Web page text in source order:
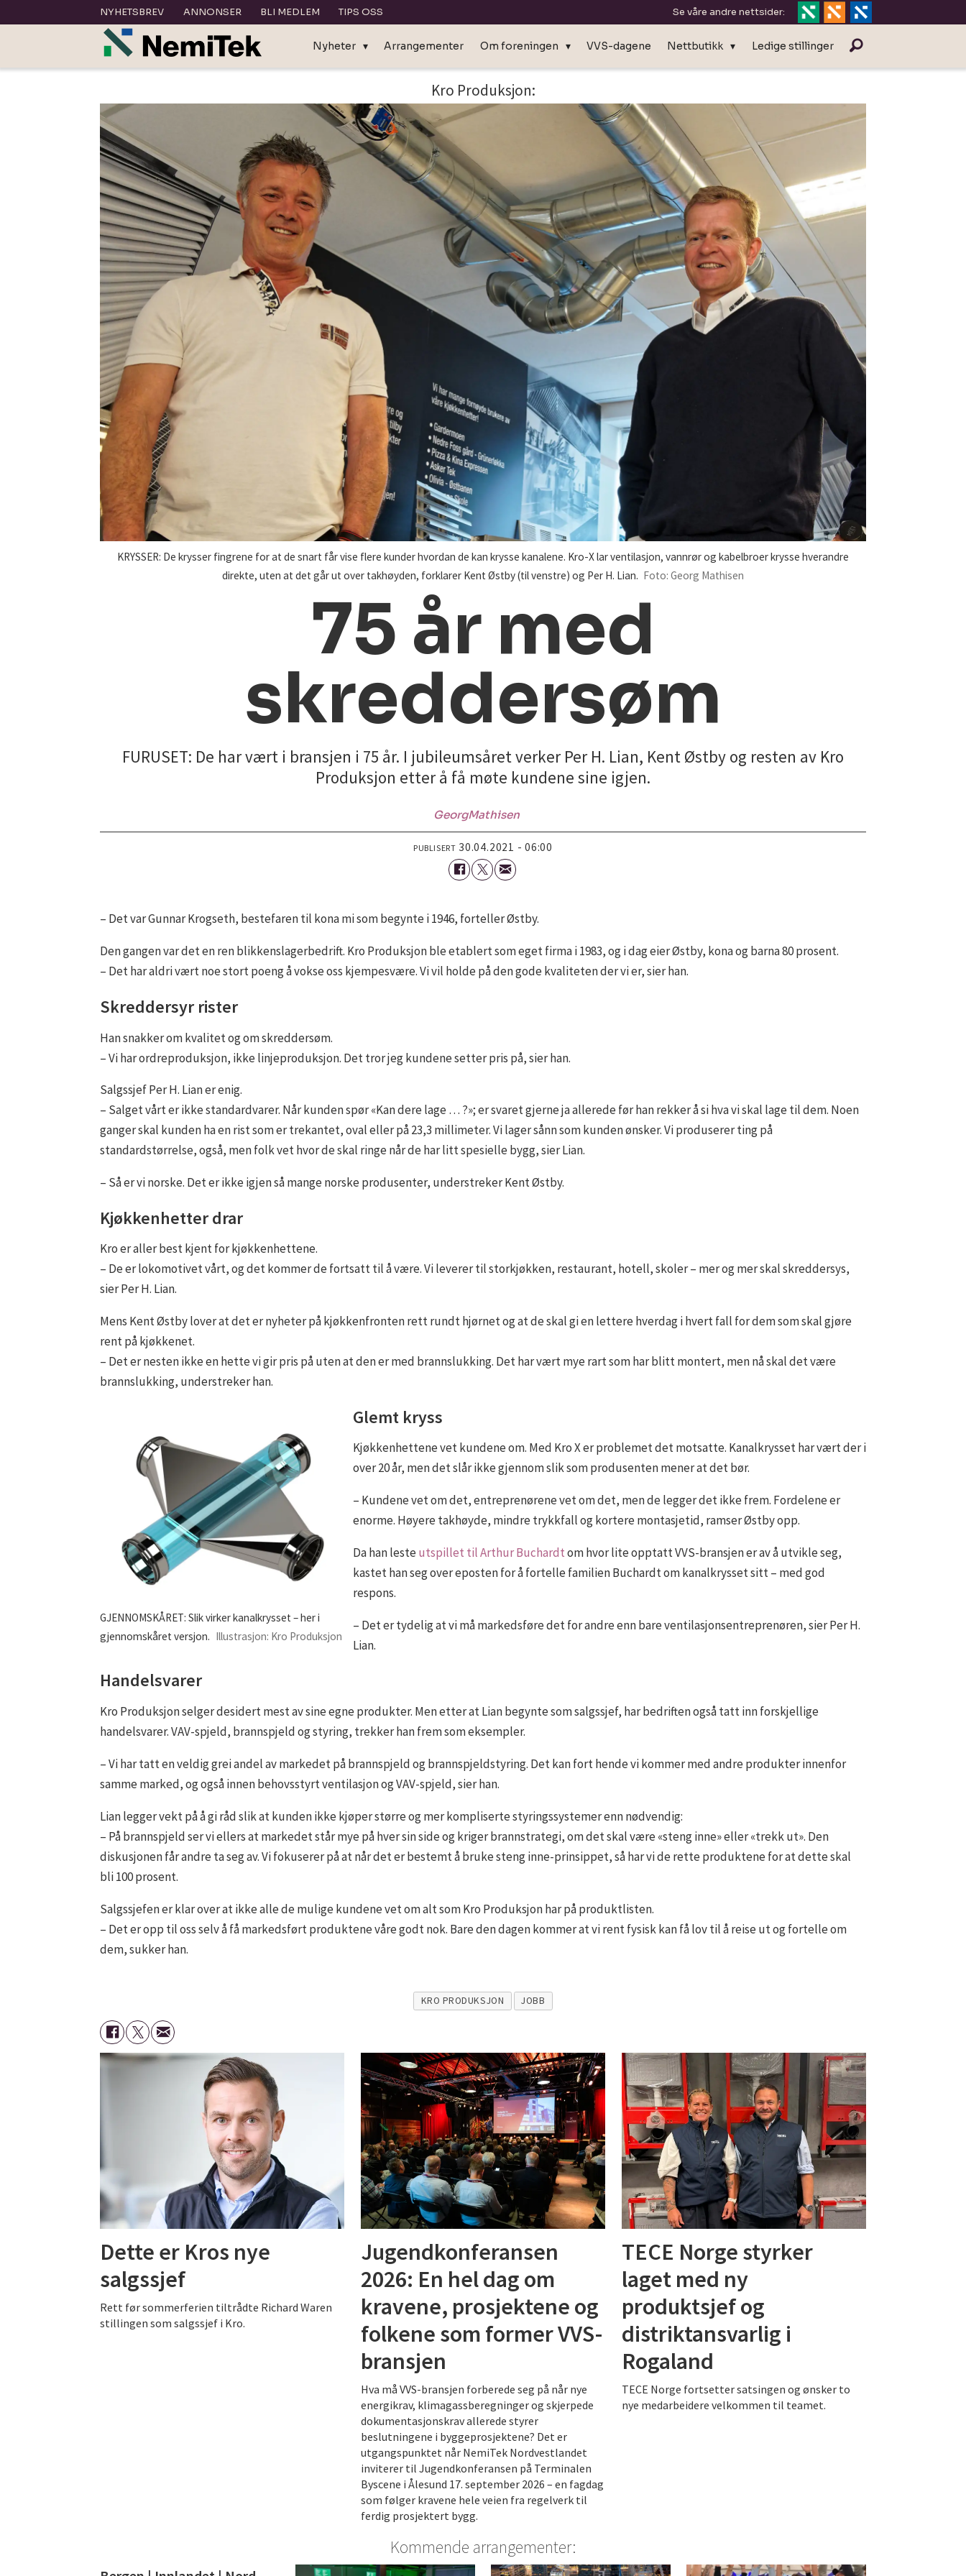
NYHETSBREV ANNONSER BLI MEDLEM TIPS OSS Se våre andre nettsider:
Nyheter Arrangementer Om foreningen VVS-dagene Nettbutikk Ledige stillinger
Kro Produksjon:
KRYSSER: De krysser fingrene for at de snart får vise flere kunder hvordan de kan krysse kanalene. Kro-X lar ventilasjon, vannrør og kabelbroer krysse hverandre
direkte, uten at det går ut over takhøyden, forklarer Kent Østby (til venstre) og Per H. Lian. Foto: Georg Mathisen
75 år med
skreddersøm
FURUSET: De har vært i bransjen i 75 år. I jubileumsåret verker Per H. Lian, Kent Østby og resten av Kro
Produksjon etter å få møte kundene sine igjen.
GeorgMathisen
PUBLISERT 30.04.2021 - 06:00
– Det var Gunnar Krogseth, bestefaren til kona mi som begynte i 1946, forteller Østby.
Den gangen var det en ren blikkenslagerbedrift. Kro Produksjon ble etablert som eget firma i 1983, og i dag eier Østby, kona og barna 80 prosent.
– Det har aldri vært noe stort poeng å vokse oss kjempesvære. Vi vil holde på den gode kvaliteten der vi er, sier han.
Skreddersyr rister
Han snakker om kvalitet og om skreddersøm.
– Vi har ordreproduksjon, ikke linjeproduksjon. Det tror jeg kundene setter pris på, sier han.
Salgssjef Per H. Lian er enig.
– Salget vårt er ikke standardvarer. Når kunden spør «Kan dere lage … ?»; er svaret gjerne ja allerede før han rekker å si hva vi skal lage til dem. Noen
ganger skal kunden ha en rist som er trekantet, oval eller på 23,3 millimeter. Vi lager sånn som kunden ønsker. Vi produserer ting på
standardstørrelse, også, men folk vet hvor de skal ringe når de har litt spesielle bygg, sier Lian.
– Så er vi norske. Det er ikke igjen så mange norske produsenter, understreker Kent Østby.
Kjøkkenhetter drar
Kro er aller best kjent for kjøkkenhettene.
– De er lokomotivet vårt, og det kommer de fortsatt til å være. Vi leverer til storkjøkken, restaurant, hotell, skoler – mer og mer skal skreddersys,
sier Per H. Lian.
Mens Kent Østby lover at det er nyheter på kjøkkenfronten rett rundt hjørnet og at de skal gi en lettere hverdag i hvert fall for dem som skal gjøre
rent på kjøkkenet.
– Det er nesten ikke en hette vi gir pris på uten at den er med brannslukking. Det har vært mye rart som har blitt montert, men nå skal det være
brannslukking, understreker han.
GJENNOMSKÅRET: Slik virker kanalkrysset – her i
gjennomskåret versjon. Illustrasjon: Kro Produksjon
Glemt kryss
Kjøkkenhettene vet kundene om. Med Kro X er problemet det motsatte. Kanalkrysset har vært der i
over 20 år, men det slår ikke gjennom slik som produsenten mener at det bør.
– Kundene vet om det, entreprenørene vet om det, men de legger det ikke frem. Fordelene er
enorme. Høyere takhøyde, mindre trykkfall og kortere montasjetid, ramser Østby opp.
Da han lesteutspillet til Arthur Buchardtom hvor lite opptatt VVS-bransjen er av å utvikle seg,
kastet han seg over eposten for å fortelle familien Buchardt om kanalkrysset sitt – med god
respons.
– Det er tydelig at vi må markedsføre det for andre enn bare ventilasjonsentreprenøren, sier Per H.
Lian.
Handelsvarer
Kro Produksjon selger desidert mest av sine egne produkter. Men etter at Lian begynte som salgssjef, har bedriften også tatt inn forskjellige
handelsvarer. VAV-spjeld, brannspjeld og styring, trekker han frem som eksempler.
– Vi har tatt en veldig grei andel av markedet på brannspjeld og brannspjeldstyring. Det kan fort hende vi kommer med andre produkter innenfor
samme marked, og også innen behovsstyrt ventilasjon og VAV-spjeld, sier han.
Lian legger vekt på å gi råd slik at kunden ikke kjøper større og mer kompliserte styringssystemer enn nødvendig:
– På brannspjeld ser vi ellers at markedet står mye på hver sin side og kriger brannstrategi, om det skal være «steng inne» eller «trekk ut». Den
diskusjonen får andre ta seg av. Vi fokuserer på at når det er bestemt å bruke steng inne-prinsippet, så har vi de rette produktene for at dette skal
bli 100 prosent.
Salgssjefen er klar over at ikke alle de mulige kundene vet om alt som Kro Produksjon har på produktlisten.
– Det er opp til oss selv å få markedsført produktene våre godt nok. Bare den dagen kommer at vi rent fysisk kan få lov til å reise ut og fortelle om
dem, sukker han.
KRO PRODUKSJON JOBB
Dette er Kros nye
salgssjef
Rett før sommerferien tiltrådte Richard Waren
stillingen som salgssjef i Kro.
Jugendkonferansen
2026: En hel dag om
kravene, prosjektene og
folkene som former VVS-
bransjen
Hva må VVS-bransjen forberede seg på når nye
energikrav, klimagassberegninger og skjerpede
dokumentasjonskrav allerede styrer
beslutningene i byggeprosjektene? Det er
utgangspunktet når NemiTek Nordvestlandet
inviterer til Jugendkonferansen på Terminalen
Byscene i Ålesund 17. september 2026 – en fagdag
som følger kravene hele veien fra regelverk til
ferdig prosjektert bygg.
TECE Norge styrker
laget med ny
produktsjef og
distriktansvarlig i
Rogaland
TECE Norge fortsetter satsingen og ønsker to
nye medarbeidere velkommen til teamet.
Kommende arrangementer: